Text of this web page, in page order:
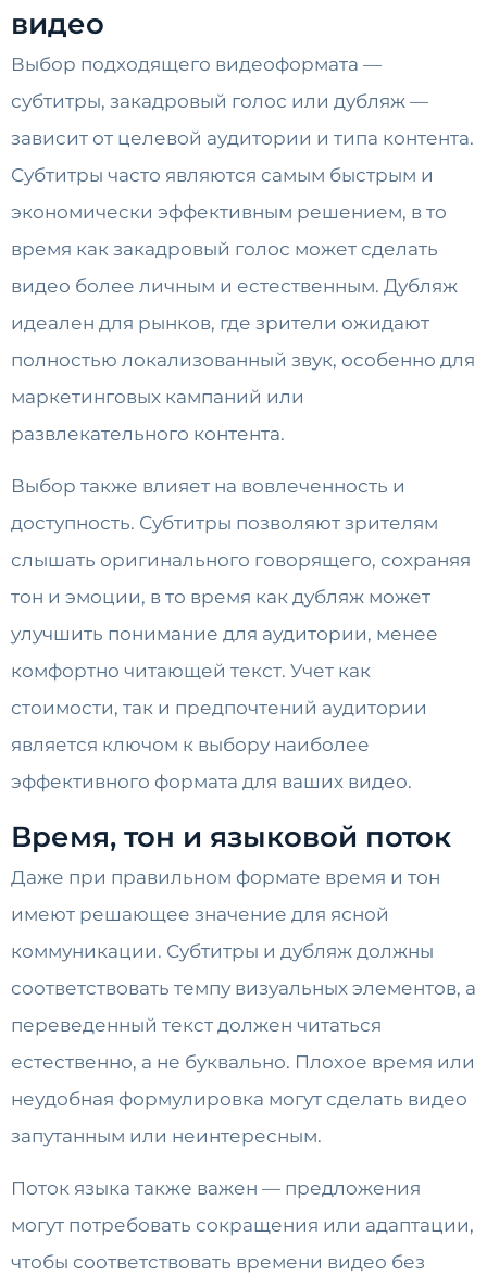
видео
Выбор подходящего видеоформата —
субтитры, закадровый голос или дубляж —
зависит от целевой аудитории и типа контента.
Субтитры часто являются самым быстрым и
экономически эффективным решением, в то
время как закадровый голос может сделать
видео более личным и естественным. Дубляж
идеален для рынков, где зрители ожидают
полностью локализованный звук, особенно для
маркетинговых кампаний или
развлекательного контента.
Выбор также влияет на вовлеченность и
доступность. Субтитры позволяют зрителям
слышать оригинального говорящего, сохраняя
тон и эмоции, в то время как дубляж может
улучшить понимание для аудитории, менее
комфортно читающей текст. Учет как
стоимости, так и предпочтений аудитории
является ключом к выбору наиболее
эффективного формата для ваших видео.
Время, тон и языковой поток
Даже при правильном формате время и тон
имеют решающее значение для ясной
коммуникации. Субтитры и дубляж должны
соответствовать темпу визуальных элементов, а
переведенный текст должен читаться
естественно, а не буквально. Плохое время или
неудобная формулировка могут сделать видео
запутанным или неинтересным.
Поток языка также важен — предложения
могут потребовать сокращения или адаптации,
чтобы соответствовать времени видео без